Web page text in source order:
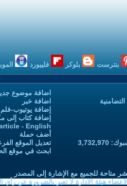
بنترست بلوكر فليبورد
اضافة موضوع
اضافة خبر
إضافة يوتيوب-
إضافة كتاب إلى
- English
أضف حملة
تعديل الموقع
ابحث في موقع
متاحة للجميع مع الإشارة إلى المصدر
هيئة الادارة لا تعبر بالضرورة عن رأي